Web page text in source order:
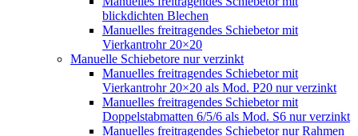
blickdichten Blechen
Manuelles freitragendes Schiebetor mit
Vierkantrohr 20×20
Manuelle Schiebetore nur verzinkt
Manuelles freitragendes Schiebetor mit
Vierkantrohr 20×20 als Mod. P20 nur verzinkt
Manuelles freitragendes Schiebetor mit
Doppelstabmatten 6/5/6 als Mod. S6 nur verzinkt
Manuelles freitragendes Schiebetor nur Rahmen